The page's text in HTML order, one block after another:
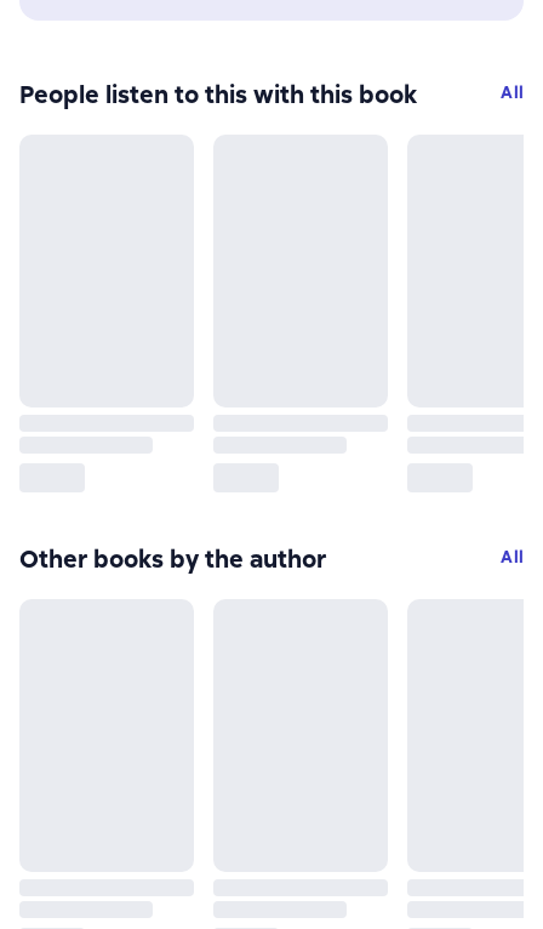
People listen to this with this book All
Other books by the author All